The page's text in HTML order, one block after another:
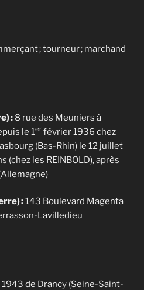
; tourneur ; marchand
: 8 rue des Meuniers à
le 1er février 1936 chez
(Bas-Rhin) le 12 juillet
(chez les REINBOLD), après
:143 Boulevard Magenta
Lavilledieu
de Drancy (Seine-Saint-